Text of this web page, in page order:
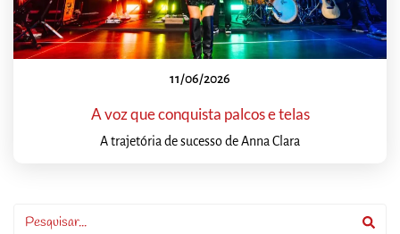
11/06/2026
A voz que conquista palcos e telas
A trajetória de sucesso de Anna Clara